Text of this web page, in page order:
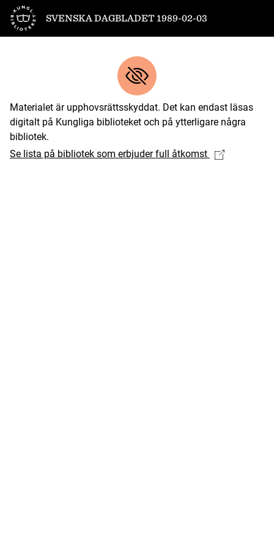
Till startsidan
SVENSKA DAGBLADET 1989-02-03
Materialet är upphovsrättsskyddat. Det kan endast läsas
digitalt på Kungliga biblioteket och på ytterligare några
bibliotek.
Se lista på bibliotek som erbjuder full åtkomst